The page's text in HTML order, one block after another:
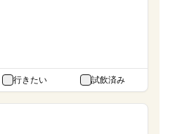
行きたい 試飲済み